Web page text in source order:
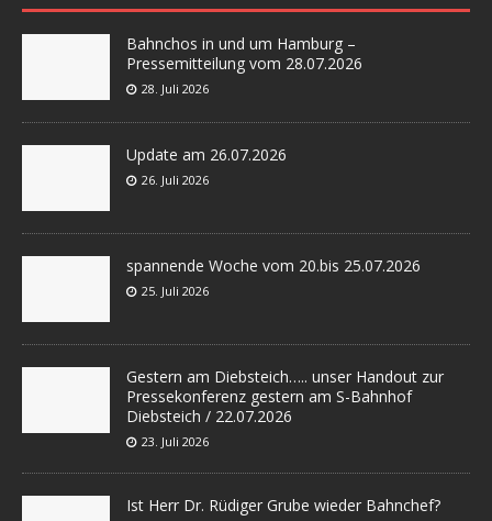
Bahnchos in und um Hamburg –
Pressemitteilung vom 28.07.2026
28. Juli 2026
Update am 26.07.2026
26. Juli 2026
spannende Woche vom 20.bis 25.07.2026
25. Juli 2026
Gestern am Diebsteich….. unser Handout zur
Pressekonferenz gestern am S-Bahnhof
Diebsteich / 22.07.2026
23. Juli 2026
Ist Herr Dr. Rüdiger Grube wieder Bahnchef?